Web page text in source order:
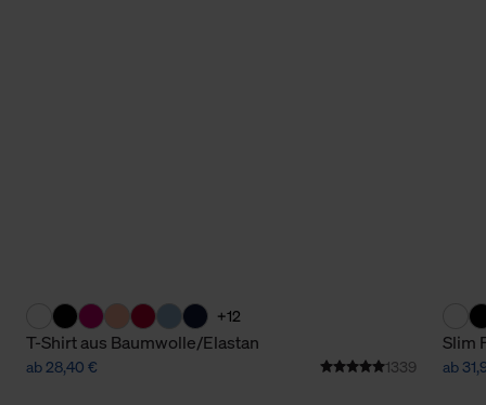
+12
T-Shirt aus Baumwolle/Elastan
ab 28,40 € 1339
Slim
ab